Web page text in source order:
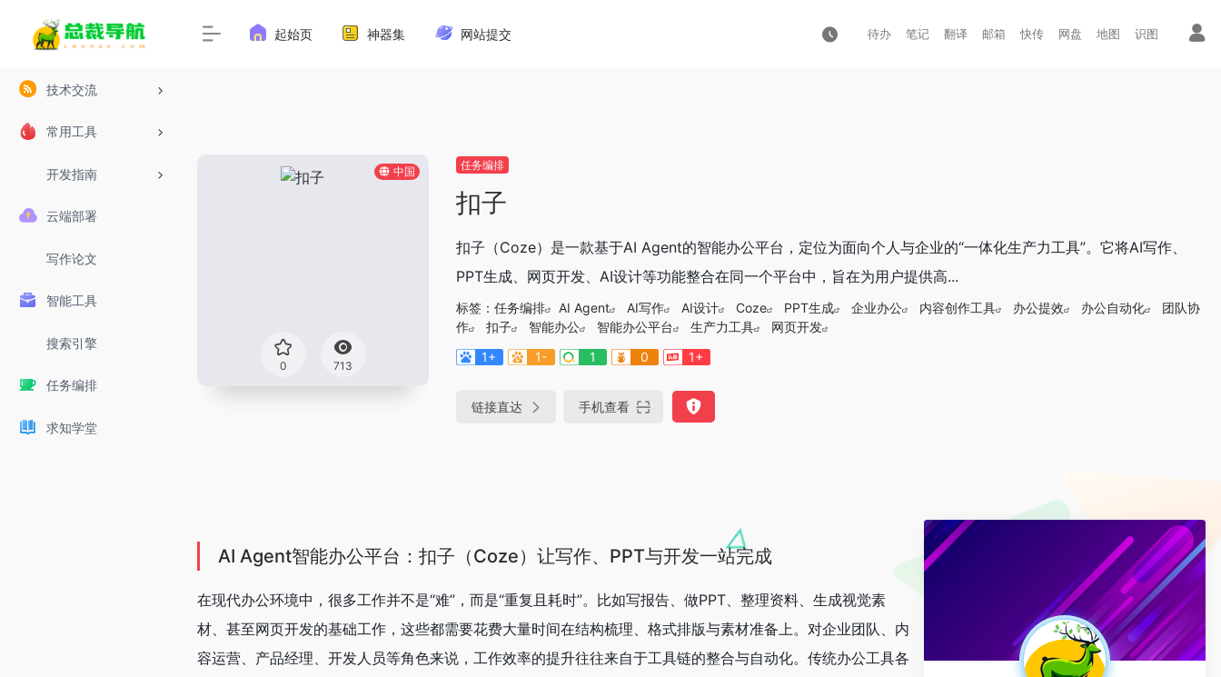
技术交流
常用工具
开发指南
云端部署
写作论文
智能工具
搜索引擎
任务编排
求知学堂
起始页 神器集 网站提交 待办 笔记 翻译 邮箱 快传 网盘 地图 识图
中国
0 713
任务编排
扣子
扣子（Coze）是一款基于AI Agent的智能办公平台，定位为面向个人与企业的“一体化生产力工具”。它将AI写作、
PPT生成、网页开发、AI设计等功能整合在同一个平台中，旨在为用户提供高...
标签： 任务编排 AI Agent AI写作 AI设计 Coze PPT生成 企业办公 内容创作工具 办公提效 办公自动化
团队协
作
扣子 智能办公 智能办公平台 生产力工具
网页开发
1+
1- 1 0 1+
链接直达 手机查看
AI Agent智能办公平台：扣子（Coze）让写作、PPT与开发一站完成
在现代办公环境中，很多工作并不是“难”，而是“重复且耗时”。比如写报告、做PPT、整理资料、生成视觉素
材、甚至网页开发的基础工作，这些都需要花费大量时间在结构梳理、格式排版与素材准备上。对企业团队、内
容运营、产品经理、开发人员等角色来说，工作效率的提升往往来自于工具链的整合与自动化。传统办公工具各